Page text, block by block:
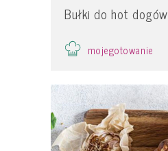
Bułki do hot dogów
mojegotowanie